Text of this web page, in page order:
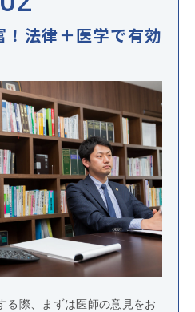
法律＋医学で有効
る際、まずは医師の意見をお